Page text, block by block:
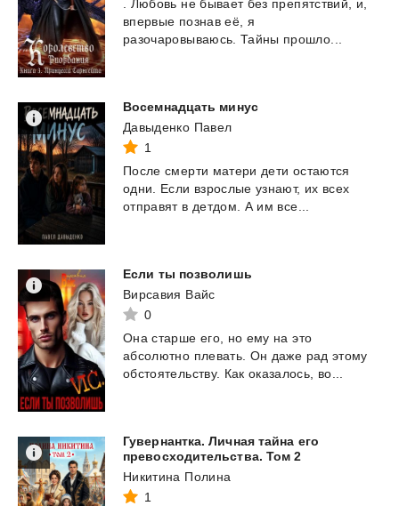
. Любовь не бывает без препятствий, и,
впервые познав её, я
разочаровываюсь. Тайны прошло...
Восемнадцать минус
Давыденко Павел
1
После смерти матери дети остаются
одни. Если взрослые узнают, их всех
отправят в детдом. А им все...
Если ты позволишь
Вирсавия Вайс
0
Она старше его, но ему на это
абсолютно плевать. Он даже рад этому
обстоятельству. Как оказалось, во...
Гувернантка. Личная тайна его
превосходительства. Том 2
Никитина Полина
1